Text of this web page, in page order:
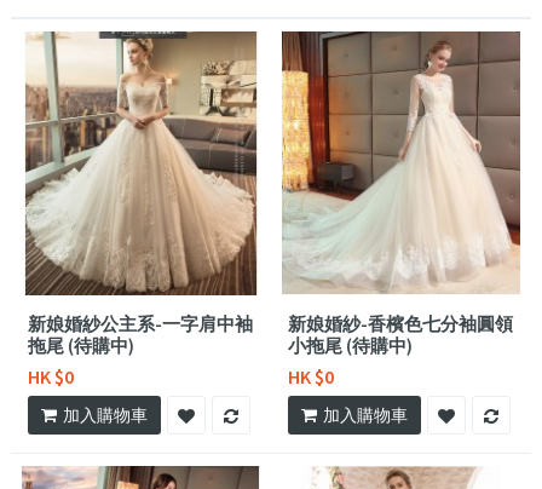
新娘婚紗公主系-一字肩中袖
拖尾 (待購中)
HK $0
加入購物車
新娘婚紗-香檳色七分袖圓領
小拖尾 (待購中)
HK $0
加入購物車